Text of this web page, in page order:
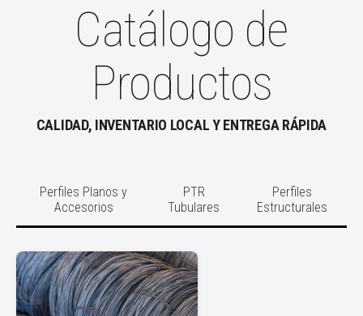
Catálogo de
Productos
CALIDAD, INVENTARIO LOCAL Y ENTREGA RÁPIDA
Perfiles Planos y
Accesorios
PTR
Tubulares
Perfiles
Estructurales